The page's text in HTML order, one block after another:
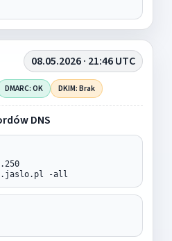
08.05.2026 · 21:46 UTC
DMARC: OK DKIM: Brak
DNS
-all